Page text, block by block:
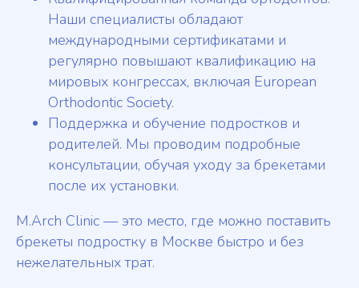
Наши специалисты обладают
международными сертификатами и
регулярно повышают квалификацию на
мировых конгрессах, включая European
Orthodontic Society.
Поддержка и обучение подростков и
родителей. Мы проводим подробные
консультации, обучая уходу за брекетами
после их установки.
M.Arch Clinic — это место, где можно поставить
брекеты подростку в Москве быстро и без
нежелательных трат.